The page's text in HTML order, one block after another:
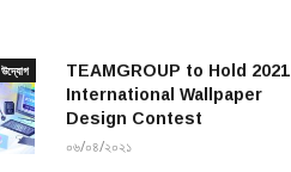
উদ্যোগ
TEAMGROUP to Hold 2021
International Wallpaper
Design Contest
০৬/০৪/২০২১